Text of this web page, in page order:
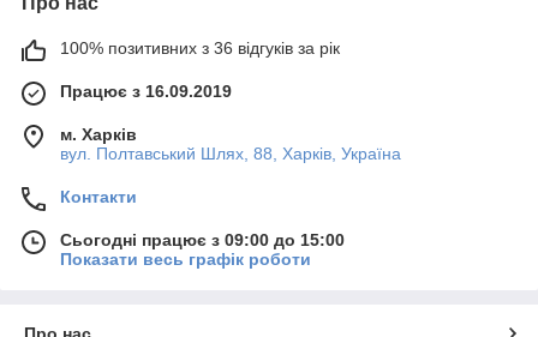
100% позитивних з 36 відгуків за рік
Працює з 16.09.2019
м. Харків
вул. Полтавський Шлях, 88, Харків, Україна
Контакти
Сьогодні працює з 09:00 до 15:00
Показати весь графік роботи